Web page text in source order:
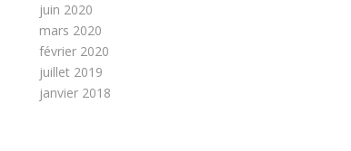
juin 2020
mars 2020
février 2020
juillet 2019
janvier 2018